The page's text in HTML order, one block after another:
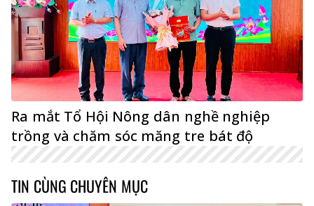
Ra mắt Tổ Hội Nông dân nghề nghiệp
trồng và chăm sóc măng tre bát độ
TIN CÙNG CHUYÊN MỤC